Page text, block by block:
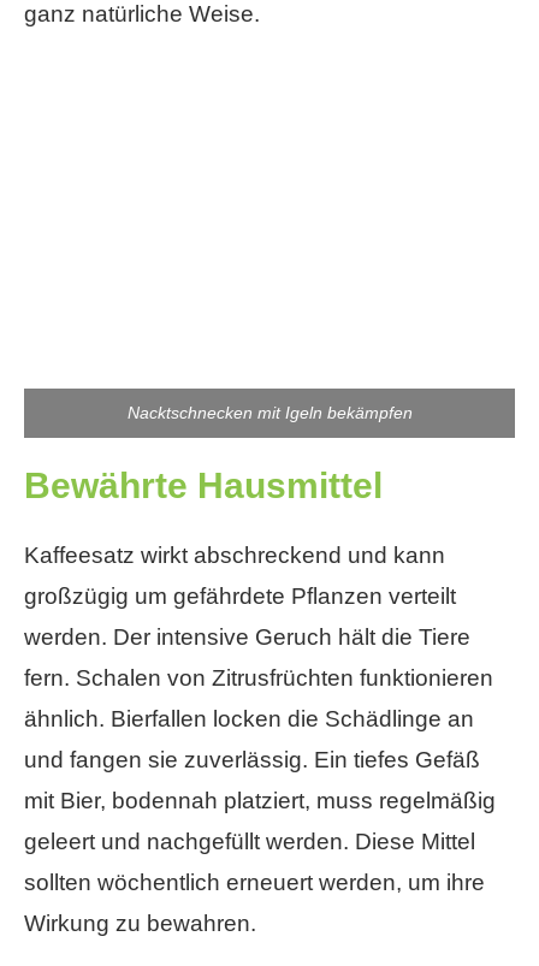
ganz natürliche Weise.
Nacktschnecken mit Igeln bekämpfen
Bewährte Hausmittel
Kaffeesatz wirkt abschreckend und kann
großzügig um gefährdete Pflanzen verteilt
werden. Der intensive Geruch hält die Tiere
fern. Schalen von Zitrusfrüchten funktionieren
ähnlich. Bierfallen locken die Schädlinge an
und fangen sie zuverlässig. Ein tiefes Gefäß
mit Bier, bodennah platziert, muss regelmäßig
geleert und nachgefüllt werden. Diese Mittel
sollten wöchentlich erneuert werden, um ihre
Wirkung zu bewahren.